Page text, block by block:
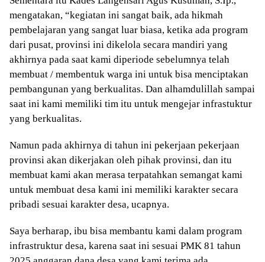
mengatakan, “kegiatan ini sangat baik, ada hikmah
pembelajaran yang sangat luar biasa, ketika ada program
dari pusat, provinsi ini dikelola secara mandiri yang
akhirnya pada saat kami diperiode sebelumnya telah
membuat / membentuk warga ini untuk bisa menciptakan
pembangunan yang berkualitas. Dan alhamdulillah sampai
saat ini kami memiliki tim itu untuk mengejar infrastuktur
yang berkualitas.
Namun pada akhirnya di tahun ini pekerjaan pekerjaan
provinsi akan dikerjakan oleh pihak provinsi, dan itu
membuat kami akan merasa terpatahkan semangat kami
untuk membuat desa kami ini memiliki karakter secara
pribadi sesuai karakter desa, ucapnya.
Saya berharap, ibu bisa membantu kami dalam program
infrastruktur desa, karena saat ini sesuai PMK 81 tahun